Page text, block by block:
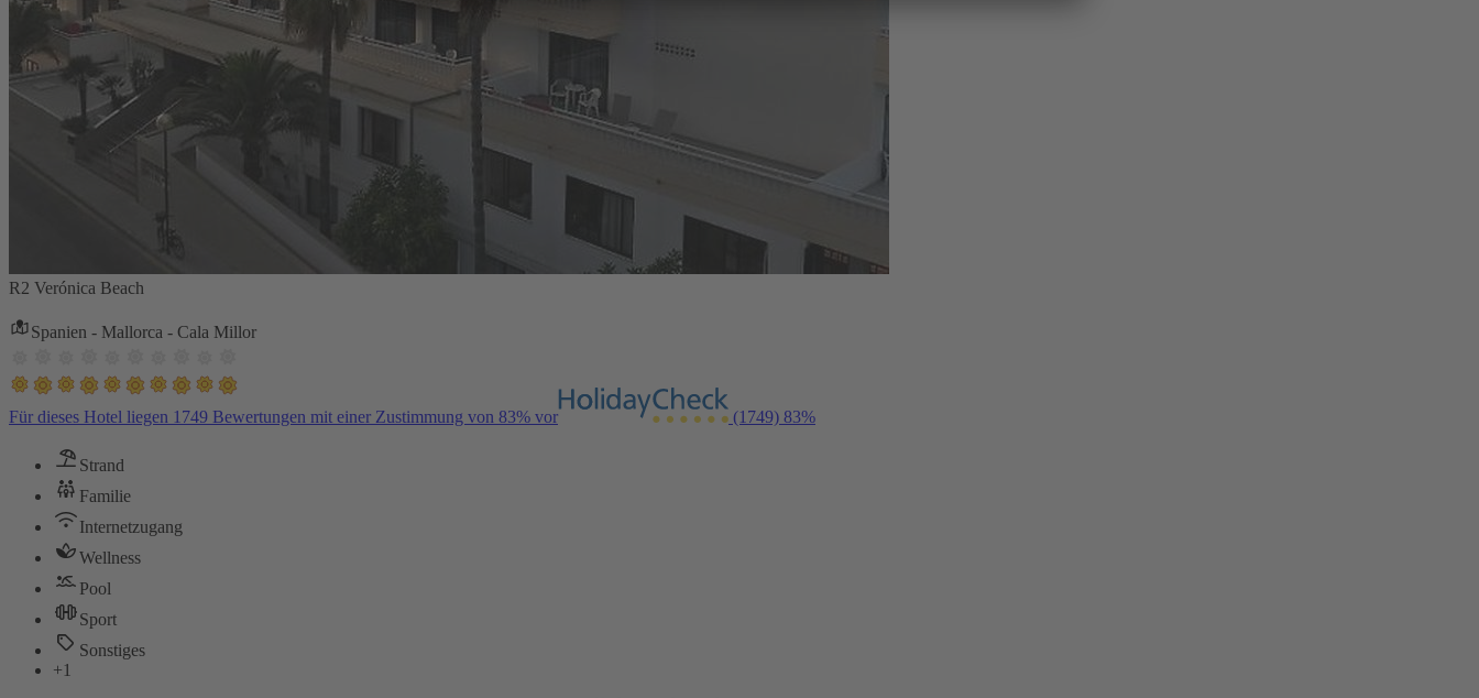
R2 Verónica Beach
Spanien - Mallorca - Cala Millor
Für dieses Hotel liegen 1749 Bewertungen mit einer Zustimmung von 83% vor (1749) 83%
Strand
Familie
Internetzugang
Wellness
Pool
Sport
Sonstiges
+1